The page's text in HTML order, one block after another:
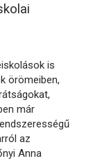
is
örömeiben,
már
az
Anna